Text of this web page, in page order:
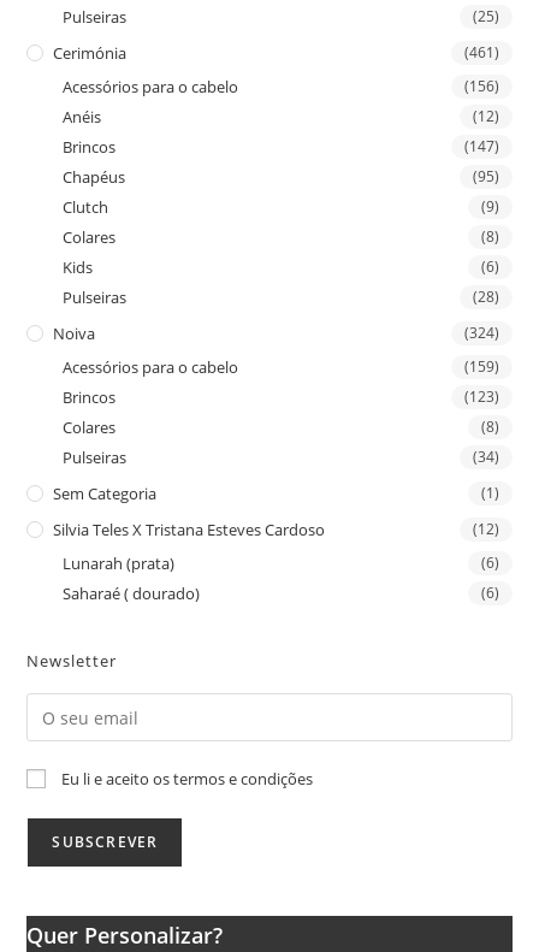
Pulseiras (25)
Cerimónia (461)
Acessórios para o cabelo (156)
Anéis (12)
Brincos (147)
Chapéus (95)
Clutch (9)
Colares (8)
Kids (6)
Pulseiras (28)
Noiva (324)
Acessórios para o cabelo (159)
Brincos (123)
Colares (8)
Pulseiras (34)
Sem Categoria (1)
Silvia Teles X Tristana Esteves Cardoso (12)
Lunarah (prata) (6)
Saharaé ( dourado) (6)
Newsletter
Eu li e aceito os termos e condições
Quer Personalizar?